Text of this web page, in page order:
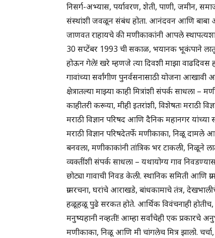
निसर्ग-अभ्यास, पर्यावरण, शेती, पाणी, जमीन,
संस्थांशी जवळून संबंध होता. आनंदवन आणि बाबा
जाणवत राहायचे की मणीकाकांनी आपले
30 सप्टेंबर 1993 ची सकाळ, भयानक भूकंपाने
होऊन गेले! खरे म्हणजे त्या दिवशी माझा वाढदिवस
गावांच्या सर्वांगीण पुनर्वसनासाठी योजना
क्षेत्रातल्या माझ्या काही मित्रांशी संपर्क साधला
काहीतरी करूया, मीही इतरांशी, विशेषतः मराठी
मराठी विज्ञान परिषद आणि दैनिक महानगर
मराठी विज्ञान परिषदेतर्फे मणीकाका, निळू दामले
बनवला, मणीकाकांनी तांत्रिक भर टाकली, निळूने
व्यक्तींशी संपर्क साधला – यथायोग्य गाव
छोट्या गावाची निवड केली. स्थानिक समिती आणि
ग्रामरचना, घरांचे आराखडे, बांधकामाचे तंत्र,
हळूहळू पुढे सरकत होते. आर्थिक विवंचनाही होतीच,
मनुष्यहानी नव्हती! आम्हा सर्वांचेही एक प्रकारचे
मणीकाका, निळू आणि मी चांगलेच मित्र झालो.